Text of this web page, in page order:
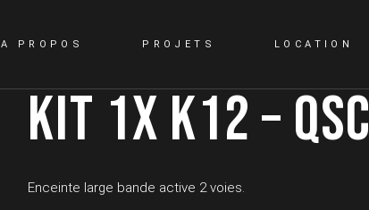
A PROPOS PROJETS LOCATION
KIT 1X K12 – QSC
Enceinte large bande active 2 voies.